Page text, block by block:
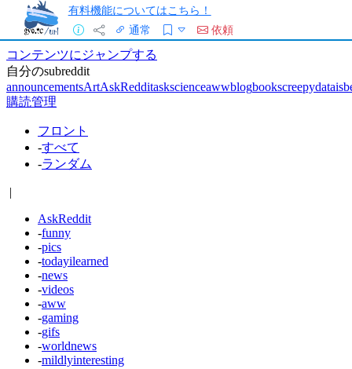
有料機能についてはこちら！
通常
依頼